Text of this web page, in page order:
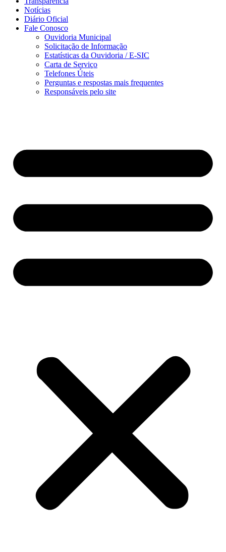
Notícias
Diário Oficial
Fale Conosco
Ouvidoria Municipal
Solicitação de Informação
Estatísticas da Ouvidoria / E-SIC
Carta de Serviço
Telefones Úteis
Perguntas e respostas mais frequentes
Responsáveis pelo site